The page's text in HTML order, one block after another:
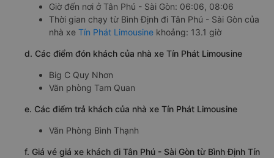
Giờ đến nơi ở Tân Phú - Sài Gòn: 06:06, 08:06
Thời gian chạy từ Bình Định đi Tân Phú - Sài Gòn của
nhà xe Tín Phát Limousine khoảng: 13.1 giờ
d. Các điểm đón khách của nhà xe Tín Phát Limousine
Big C Quy Nhơn
Văn phòng Tam Quan
e. Các điểm trả khách của nhà xe Tín Phát Limousine
Văn Phòng Bình Thạnh
f. Giá vé giá xe khách đi Tân Phú - Sài Gòn từ Bình Định Tín